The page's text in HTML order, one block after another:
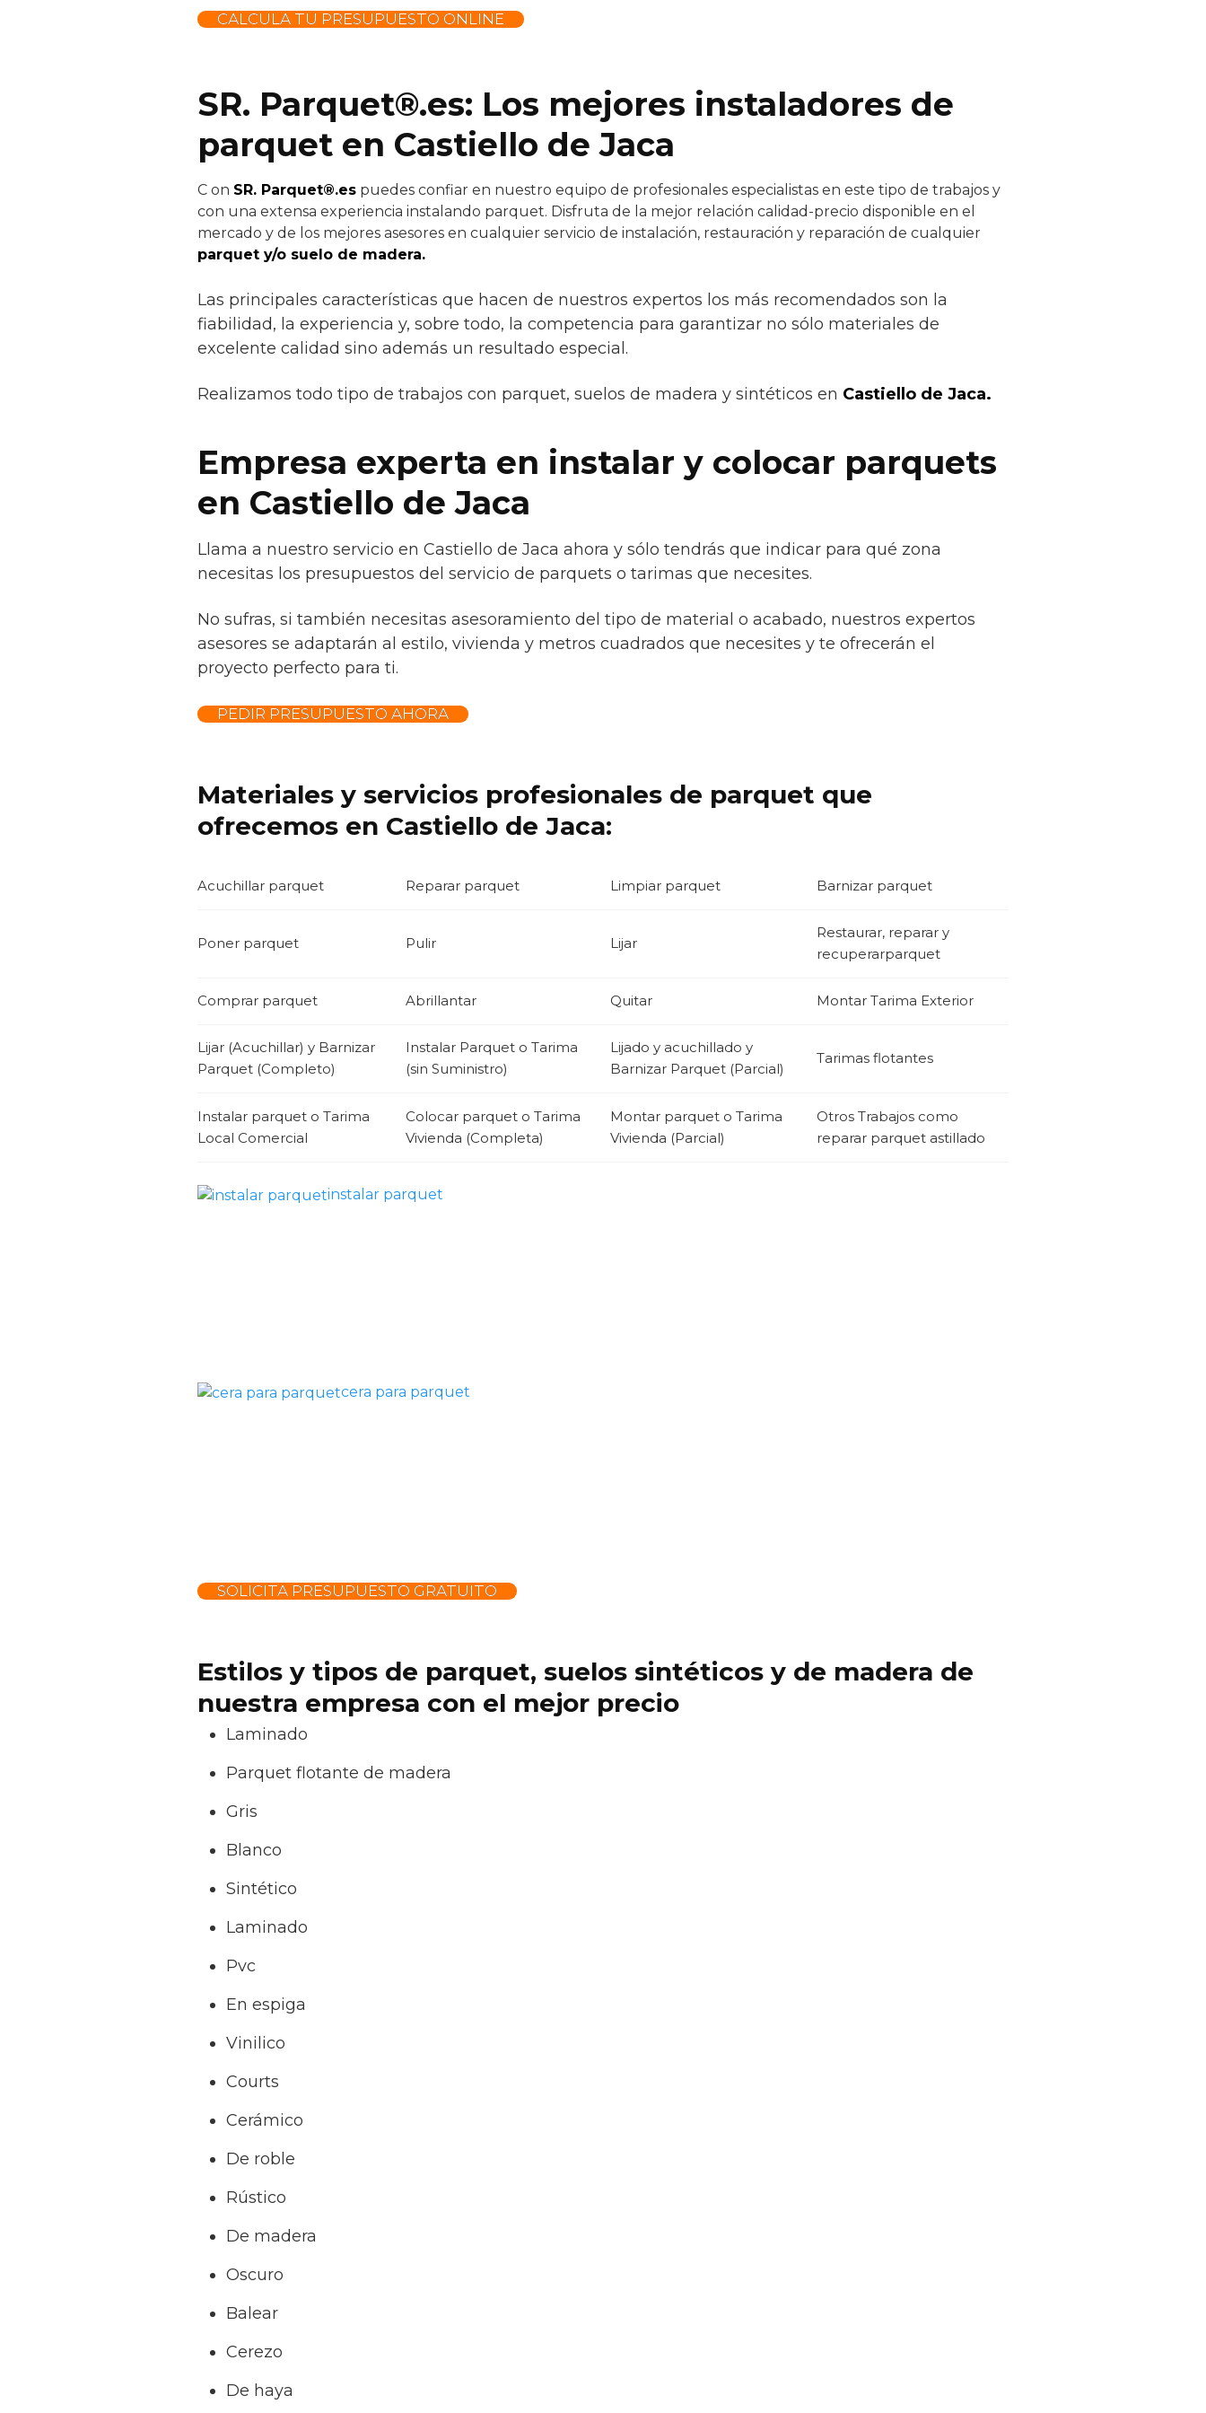
CALCULA TU PRESUPUESTO ONLINE
SR. Parquet®.es: Los mejores instaladores de
parquet en Castiello de Jaca
C on SR. Parquet®.es puedes confiar en nuestro equipo de profesionales especialistas en este tipo de trabajos y
con una extensa experiencia instalando parquet. Disfruta de la mejor relación calidad-precio disponible en el
mercado y de los mejores asesores en cualquier servicio de instalación, restauración y reparación de cualquier
parquet y/o suelo de madera.
Las principales características que hacen de nuestros expertos los más recomendados son la
fiabilidad, la experiencia y, sobre todo, la competencia para garantizar no sólo materiales de
excelente calidad sino además un resultado especial.
Realizamos todo tipo de trabajos con parquet, suelos de madera y sintéticos en Castiello de Jaca.
Empresa experta en instalar y colocar parquets
en Castiello de Jaca
Llama a nuestro servicio en Castiello de Jaca ahora y sólo tendrás que indicar para qué zona
necesitas los presupuestos del servicio de parquets o tarimas que necesites.
No sufras, si también necesitas asesoramiento del tipo de material o acabado, nuestros expertos
asesores se adaptarán al estilo, vivienda y metros cuadrados que necesites y te ofrecerán el
proyecto perfecto para ti.
PEDIR PRESUPUESTO AHORA
Materiales y servicios profesionales de parquet que
ofrecemos en Castiello de Jaca:
Acuchillar parquet Reparar parquet Limpiar parquet Barnizar parquet
Poner parquet Pulir Lijar
Restaurar, reparar y
recuperarparquet
Comprar parquet Abrillantar Quitar Montar Tarima Exterior
Lijar (Acuchillar) y Barnizar
Parquet (Completo)
Instalar Parquet o Tarima
(sin Suministro)
Lijado y acuchillado y
Barnizar Parquet (Parcial)
Tarimas flotantes
Instalar parquet o Tarima
Local Comercial
Colocar parquet o Tarima
Vivienda (Completa)
Montar parquet o Tarima
Vivienda (Parcial)
Otros Trabajos como
reparar parquet astillado
instalar parquet
cera para parquet
SOLICITA PRESUPUESTO GRATUITO
Estilos y tipos de parquet, suelos sintéticos y de madera de
nuestra empresa con el mejor precio
Laminado
Parquet flotante de madera
Gris
Blanco
Sintético
Laminado
Pvc
En espiga
Vinilico
Courts
Cerámico
De roble
Rústico
De madera
Oscuro
Balear
Cerezo
De haya